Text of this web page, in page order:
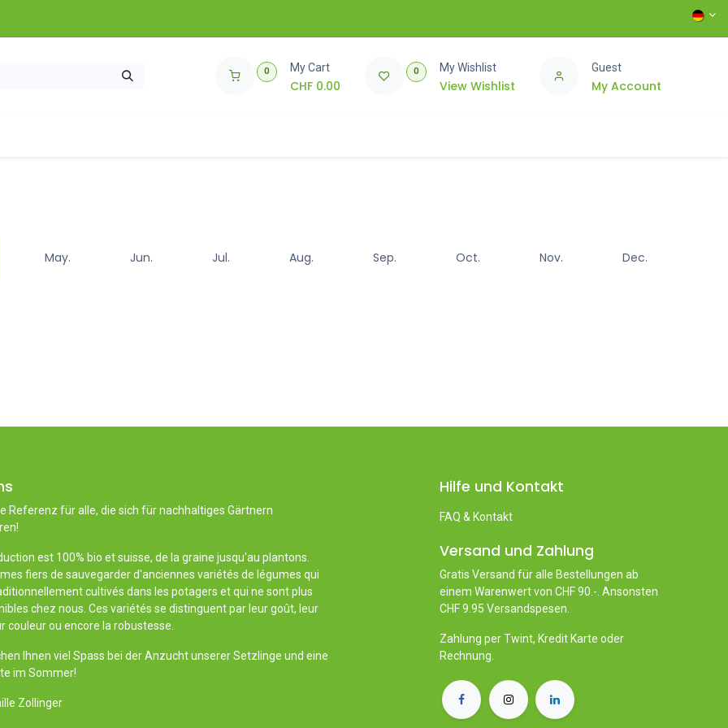
0 My Cart
CHF 0.00
0 My Wishlist
View Wishlist
Guest
My Account
May. Jun. Jul. Aug. Sep. Oct. Nov. Dec.
Referenz für alle, die sich für nachhaltiges Gärtnern
est 100% bio et suisse, de la graine jusqu'au plantons.
fiers de sauvegarder d'anciennes variétés de légumes qui
cultivés dans les potagers et qui ne sont plus
chez nous. Ces variétés se distinguent par leur goût, leur
couleur ou encore la robustesse.
Ihnen viel Spass bei der Anzucht unserer Setzlinge und eine
im Sommer!
Zollinger
Hilfe und Kontakt
FAQ & Kontakt
Versand und Zahlung
Gratis Versand für alle Bestellungen ab
einem Warenwert von CHF 90.-. Ansonsten
CHF 9.95 Versandspesen.
Zahlung per Twint, Kredit Karte oder
Rechnung.